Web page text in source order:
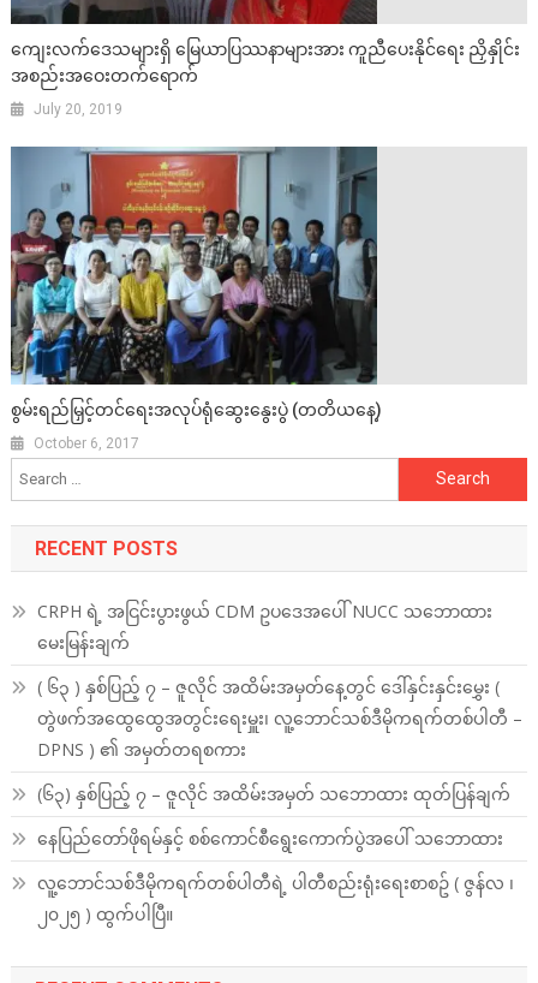
ကျေးလက်ဒေသများရှိ မြေယာပြဿနာများအား ကူညီပေးနိုင်ရေး ညှိနှိုင်း
အစည်းအဝေးတက်ရောက်
July 20, 2019
စွမ်းရည်မြှင့်တင်ရေးအလုပ်ရုံဆွေးနွေးပွဲ (တတိယနေ့)
October 6, 2017
Search
for:
RECENT POSTS
CRPH ရဲ့ အငြင်းပွားဖွယ် CDM ဥပဒေအပေါ် NUCC သဘောထား
မေးမြန်းချက်
( ၆၃ ) နှစ်ပြည့် ၇ – ဇူလိုင် အထိမ်းအမှတ်နေ့တွင် ဒေါ်နှင်းနှင်းမွှေး (
တွဲဖက်အထွေထွေအတွင်းရေးမှူး၊ လူ့ဘောင်သစ်ဒီမိုကရက်တစ်ပါတီ –
DPNS ) ၏ အမှတ်တရစကား
(၆၃) နှစ်ပြည့် ၇ – ဇူလိုင် အထိမ်းအမှတ် သဘောထား ထုတ်ပြန်ချက်
နေပြည်တော်ဖိုရမ်နှင့် စစ်ကောင်စီရွေးကောက်ပွဲအပေါ် သဘောထား
လူ့ဘောင်သစ်ဒီမိုကရက်တစ်ပါတီရဲ့ ပါတီစည်းရုံးရေးစာစဥ် ( ဇွန်လ ၊
၂၀၂၅ ) ထွက်ပါပြီ။